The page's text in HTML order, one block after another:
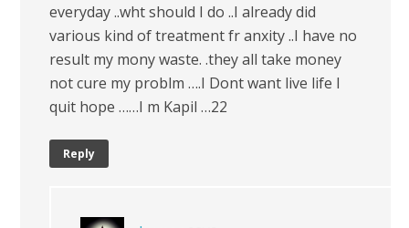
everyday ..wht should I do ..I already did
various kind of treatment fr anxity ..I have no
result my mony waste. .they all take money
not cure my problm ….I Dont want live life I
quit hope ……I m Kapil …22
Reply